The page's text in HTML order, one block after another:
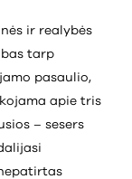
ir realybės
tarp
pasaulio,
apie tris
– sesers